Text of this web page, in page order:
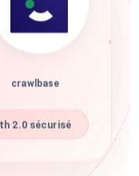
crawlbase
2.0 sécurisé